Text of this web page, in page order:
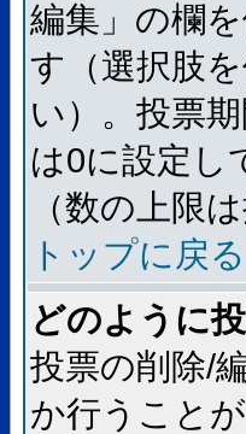
編集」の欄
す（選択肢
い）。投票
は0に設定し
（数の上限
トップに戻る
どのように
投票の削除/
か行うこと